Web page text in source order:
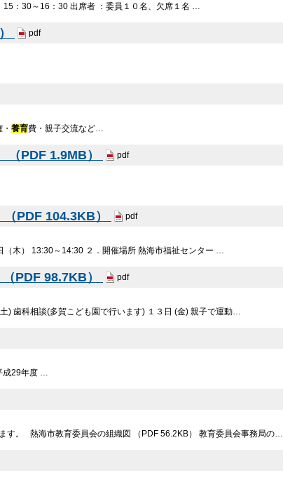
：30～16：30 出席者 ：委員１０名、欠席１名 …
pdf
・養育費・親子交流など…
（PDF 1.9MB） pdf
PDF 104.3KB） pdf
（木） 13:30～14:30 ２．開催場所 熱海市福祉センター …
PDF 98.7KB） pdf
歯科相談(多賀こども園で行います) １３日 (金) 親子で運動…
成29年度 …
す。 熱海市教育委員会の組織図 （PDF 56.2KB） 教育委員会事務局の…